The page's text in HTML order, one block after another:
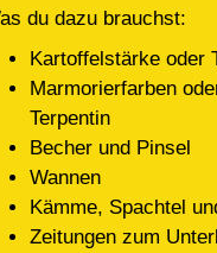
du dazu brauchst:
Kartoffelstärke oder
Marmorierfarben
Terpentin
Becher und Pinsel
Wannen
Kämme, Spachtel
Zeitungen zum